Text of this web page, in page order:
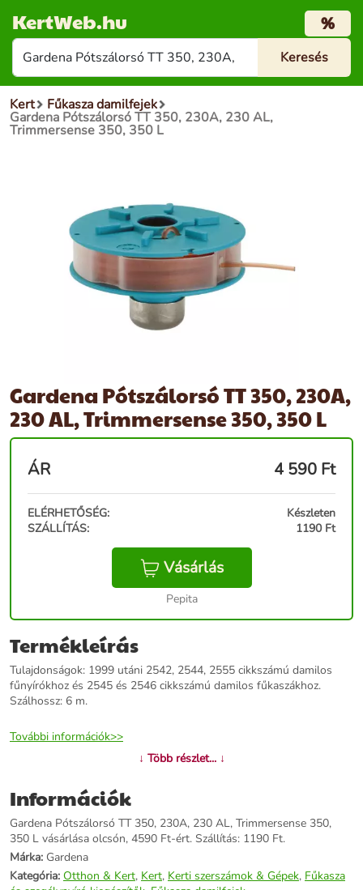
KertWeb.hu %
Kert Fűkasza damilfejek
Gardena Pótszálorsó TT 350, 230A, 230 AL,
Trimmersense 350, 350 L
Gardena Pótszálorsó TT 350, 230A,
230 AL, Trimmersense 350, 350 L
ÁR 4 590 Ft
ELÉRHETŐSÉG:
Készleten
SZÁLLÍTÁS:
1190 Ft
Vásárlás
Pepita
Termékleírás
Tulajdonságok: 1999 utáni 2542, 2544, 2555 cikkszámú damilos
fűnyírókhoz és 2545 és 2546 cikkszámú damilos fűkaszákhoz.
Szálhossz: 6 m.
További információk>>
↓ Több részlet... ↓
Információk
Gardena Pótszálorsó TT 350, 230A, 230 AL, Trimmersense 350,
350 L vásárlása olcsón, 4590 Ft-ért. Szállítás: 1190 Ft.
Márka: Gardena
Kategória: Otthon & Kert, Kert, Kerti szerszámok & Gépek, Fűkasza